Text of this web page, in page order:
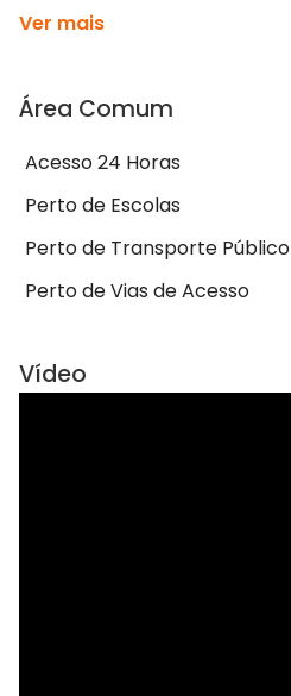
Ver mais
Área Comum
Acesso 24 Horas
Perto de Escolas
Perto de Transporte Público
Perto de Vias de Acesso
Vídeo